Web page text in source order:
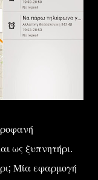
ως ξυπνητήρι.
Μία εφαρμογή